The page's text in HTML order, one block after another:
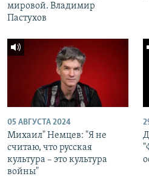
мировой. Владимир
Пастухов
05 АВГУСТА 2024
Михаил" Немцев: "Я не
считаю, что русская
культура – это культура
войны"